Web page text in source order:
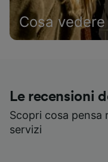
Cosa vedere
Le recensioni
Scopri cosa pensa
servizi